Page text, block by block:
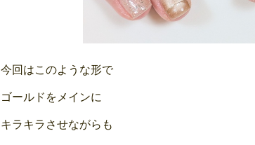
今回はこのような形で
ゴールドをメインに
キラキラさせながらも